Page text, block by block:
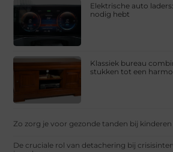
Elektrische auto
nodig hebt
Klassiek bureau
stukken tot een
Zo zorg je voor gezonde tanden bij
De cruciale rol van detachering bij